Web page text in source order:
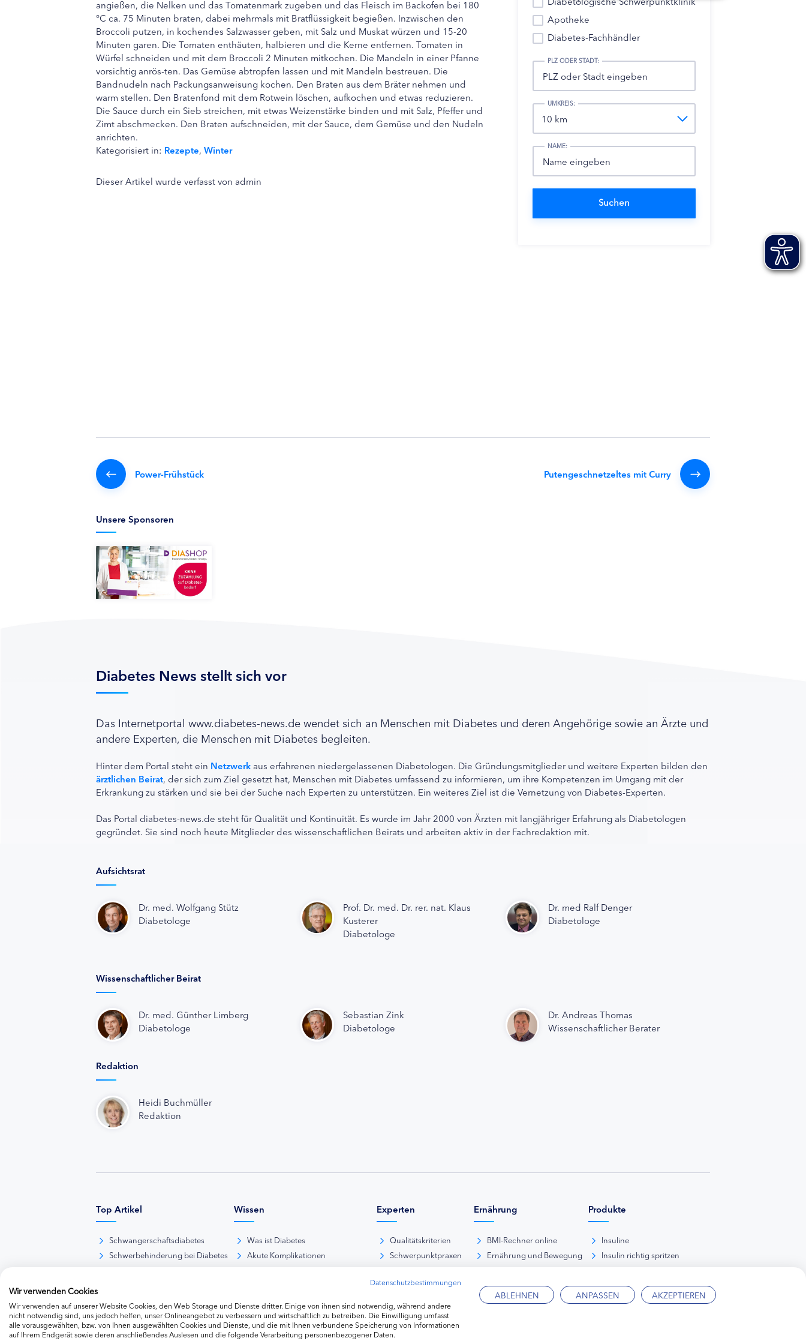
angießen, die Nelken und das Tomatenmark zugeben und das Fleisch im Backofen bei 180
°C ca. 75 Minuten braten, dabei mehrmals mit Bratflüssigkeit begießen. Inzwischen den
Broccoli putzen, in kochendes Salzwasser geben, mit Salz und Muskat würzen und 15-20
Minuten garen. Die Tomaten enthäuten, halbieren und die Kerne entfernen. Tomaten in
Würfel schneiden und mit dem Broccoli 2 Minuten mitkochen. Die Mandeln in einer Pfanne
vorsichtig anrös-ten. Das Gemüse abtropfen lassen und mit Mandeln bestreuen. Die
Bandnudeln nach Packungsanweisung kochen. Den Braten aus dem Bräter nehmen und
warm stellen. Den Bratenfond mit dem Rotwein löschen, aufkochen und etwas reduzieren.
Die Sauce durch ein Sieb streichen, mit etwas Weizenstärke binden und mit Salz, Pfeffer und
Zimt abschmecken. Den Braten aufschneiden, mit der Sauce, dem Gemüse und den Nudeln
anrichten.
Kategorisiert in: Rezepte, Winter
Dieser Artikel wurde verfasst von admin
Power-Frühstück Putengeschnetzeltes mit Curry
Apotheke
Diabetes-Fachhändler
PLZ ODER STADT:
UMKREIS:
NAME:
Unsere Sponsoren
Diabetes News stellt sich vor
Das Internetportal www.diabetes-news.de wendet sich an Menschen mit Diabetes und deren Angehörige sowie an Ärzte und
andere Experten, die Menschen mit Diabetes begleiten.
Hinter dem Portal steht ein Netzwerk aus erfahrenen niedergelassenen Diabetologen. Die Gründungsmitglieder und weitere Experten bilden den
ärztlichen Beirat, der sich zum Ziel gesetzt hat, Menschen mit Diabetes umfassend zu informieren, um ihre Kompetenzen im Umgang mit der
Erkrankung zu stärken und sie bei der Suche nach Experten zu unterstützen. Ein weiteres Ziel ist die Vernetzung von Diabetes-Experten.
Das Portal diabetes-news.de steht für Qualität und Kontinuität. Es wurde im Jahr 2000 von Ärzten mit langjähriger Erfahrung als Diabetologen
gegründet. Sie sind noch heute Mitglieder des wissenschaftlichen Beirats und arbeiten aktiv in der Fachredaktion mit.
Aufsichtsrat
Dr. med. Wolfgang Stütz
Diabetologe
Prof. Dr. med. Dr. rer. nat. Klaus
Kusterer
Diabetologe
Dr. med Ralf Denger
Diabetologe
Wissenschaftlicher Beirat
Dr. med. Günther Limberg
Diabetologe
Sebastian Zink
Diabetologe
Dr. Andreas Thomas
Wissenschaftlicher Berater
Redaktion
Heidi Buchmüller
Redaktion
Top Artikel
Schwangerschaftsdiabetes
Schwerbehinderung bei Diabetes
Wissen
Was ist Diabetes
Akute Komplikationen
Therapie Typ-2-Diabetes
Weitere hormonelle Erkrankungen
Experten
Qualitätskriterien
Schwerpunktpraxen
Kliniken
Diabetes-Fachhändler
Ernährung
BMI-Rechner online
Ernährung und Bewegung
Lebensmittelkunde
Produkte
Insuline
Insulin richtig spritzen
Datenschutzbestimmungen
Wir verwenden Cookies
Wir verwenden auf unserer Website Cookies, den Web Storage und Dienste dritter. Einige von ihnen sind notwendig, während andere
nicht notwendig sind, uns jedoch helfen, unser Onlineangebot zu verbessern und wirtschaftlich zu betreiben. Die Einwilligung umfasst
alle vorausgewählten, bzw. von Ihnen ausgewählten Cookies und Dienste, und die mit Ihnen verbundene Speicherung von Informationen
auf Ihrem Endgerät sowie deren anschließendes Auslesen und die folgende Verarbeitung personenbezogener Daten.
ABLEHNEN ANPASSEN AKZEPTIEREN